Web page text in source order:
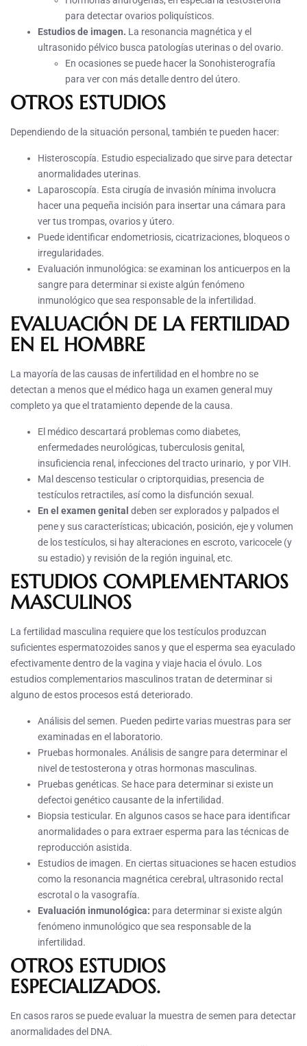
para detectar ovarios poliquísticos.
Estudios de imagen. La resonancia magnética y el
ultrasonido pélvico busca patologías uterinas o del ovario.
En ocasiones se puede hacer la Sonohisterografía
para ver con más detalle dentro del útero.
OTROS ESTUDIOS
Dependiendo de la situación personal, también te pueden hacer:
Histeroscopía. Estudio especializado que sirve para detectar
anormalidades uterinas.
Laparoscopía. Esta cirugía de invasión mínima involucra
hacer una pequeña incisión para insertar una cámara para
ver tus trompas, ovarios y útero.
Puede identificar endometriosis, cicatrizaciones, bloqueos o
irregularidades.
Evaluación inmunológica: se examinan los anticuerpos en la
sangre para determinar si existe algún fenómeno
inmunológico que sea responsable de la infertilidad.
EVALUACIÓN DE LA FERTILIDAD
EN EL HOMBRE
La mayoría de las causas de infertilidad en el hombre no se
detectan a menos que el médico haga un examen general muy
completo ya que el tratamiento depende de la causa.
El médico descartará problemas como diabetes,
enfermedades neurológicas, tuberculosis genital,
insuficiencia renal, infecciones del tracto urinario, y por VIH.
Mal descenso testicular o criptorquidias, presencia de
testículos retractiles, así como la disfunción sexual.
En el examen genital deben ser explorados y palpados el
pene y sus características; ubicación, posición, eje y volumen
de los testículos, si hay alteraciones en escroto, varicocele (y
su estadio) y revisión de la región inguinal, etc.
ESTUDIOS COMPLEMENTARIOS
MASCULINOS
La fertilidad masculina requiere que los testículos produzcan
suficientes espermatozoides sanos y que el esperma sea eyaculado
efectivamente dentro de la vagina y viaje hacia el óvulo. Los
estudios complementarios masculinos tratan de determinar si
alguno de estos procesos está deteriorado.
Análisis del semen. Pueden pedirte varias muestras para ser
examinadas en el laboratorio.
Pruebas hormonales. Análisis de sangre para determinar el
nivel de testosterona y otras hormonas masculinas.
Pruebas genéticas. Se hace para determinar si existe un
defectoi genético causante de la infertilidad.
Biopsia testicular. En algunos casos se hace para identificar
anormalidades o para extraer esperma para las técnicas de
reproducción asistida.
Estudios de imagen. En ciertas situaciones se hacen estudios
como la resonancia magnética cerebral, ultrasonido rectal
escrotal o la vasografía.
Evaluación inmunológica: para determinar si existe algún
fenómeno inmunológico que sea responsable de la
infertilidad.
OTROS ESTUDIOS
ESPECIALIZADOS.
En casos raros se puede evaluar la muestra de semen para detectar
anormalidades del DNA.